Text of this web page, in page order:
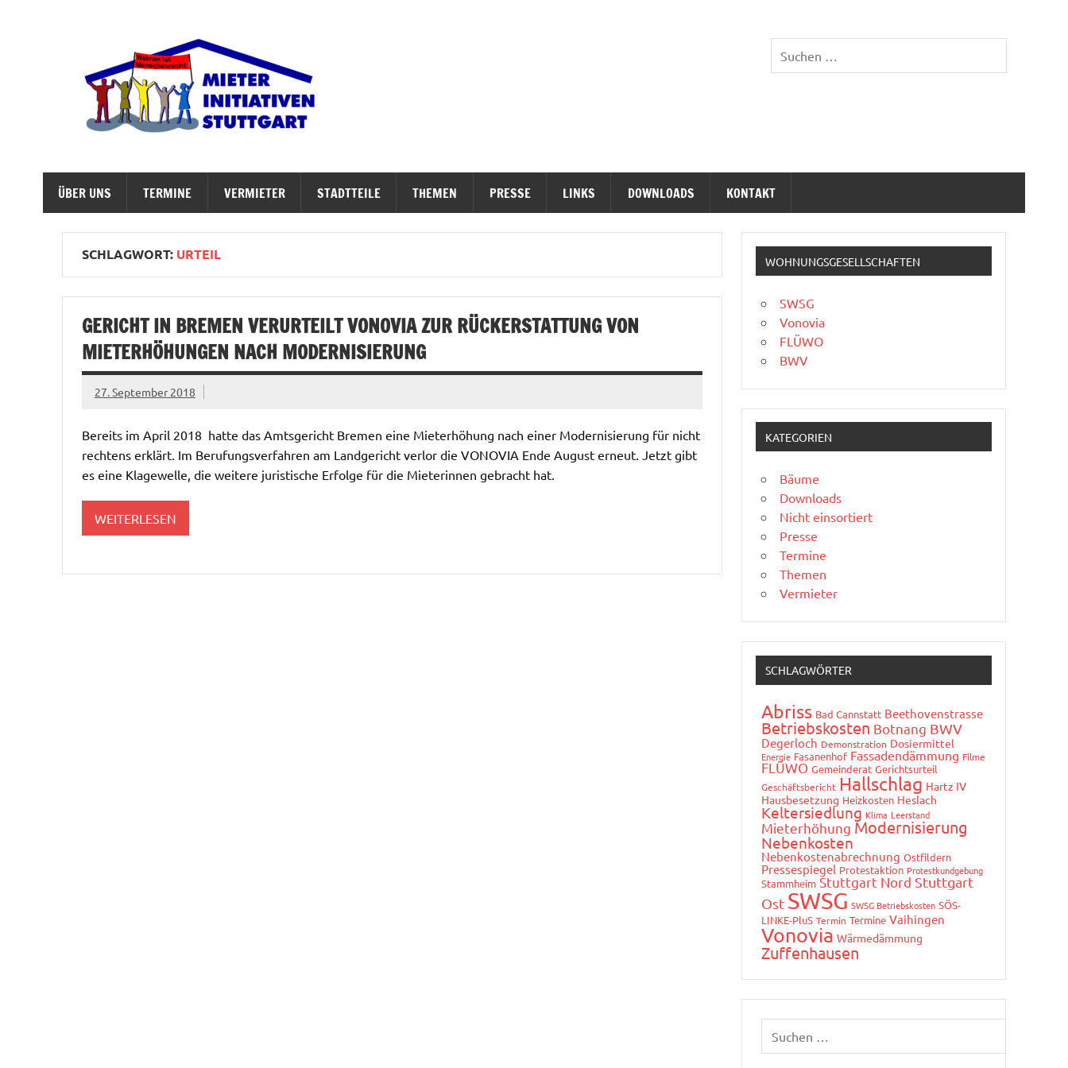
ÜBER UNS TERMINE VERMIETER STADTTEILE THEMEN PRESSE LINKS DOWNLOADS KONTAKT
SCHLAGWORT: URTEIL
GERICHT IN BREMEN VERURTEILT VONOVIA ZUR RÜCKERSTATTUNG VON
MIETERHÖHUNGEN NACH MODERNISIERUNG
27. September 2018
Bereits im April 2018 hatte das Amtsgericht Bremen eine Mieterhöhung nach einer Modernisierung für nicht
rechtens erklärt. Im Berufungsverfahren am Landgericht verlor die VONOVIA Ende August erneut. Jetzt gibt
es eine Klagewelle, die weitere juristische Erfolge für die Mieterinnen gebracht hat.
WEITERLESEN
WOHNUNGSGESELLSCHAFTEN
SWSG
Vonovia
FLÜWO
BWV
KATEGORIEN
Bäume
Downloads
Nicht einsortiert
Presse
Termine
Themen
Vermieter
SCHLAGWÖRTER
Abriss Bad Cannstatt Beethovenstrasse
Betriebskosten Botnang BWV
Degerloch Demonstration Dosiermittel
Energie Fasanenhof Fassadendämmung Filme
FLÜWO Gemeinderat Gerichtsurteil
Geschäftsbericht Hallschlag Hartz IV
Hausbesetzung Heizkosten Heslach
Keltersiedlung Klima Leerstand
Mieterhöhung Modernisierung
Nebenkosten
Nebenkostenabrechnung Ostfildern
Pressespiegel Protestaktion Protestkundgebung
Stammheim Stuttgart Nord Stuttgart
Ost SWSG SWSG Betriebskosten SÖS-
LINKE-PluS Termin Termine Vaihingen
Vonovia Wärmedämmung
Zuffenhausen